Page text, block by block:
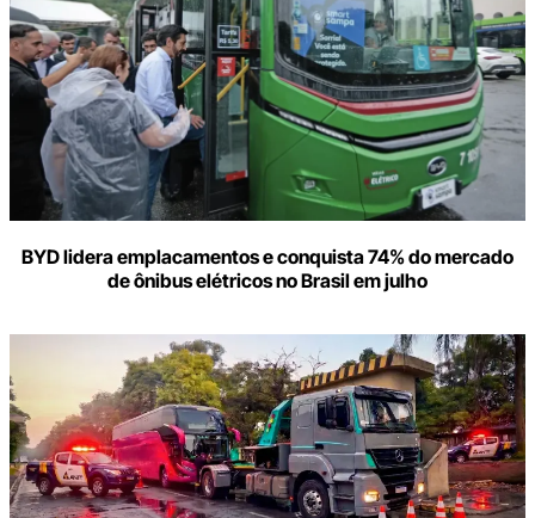
BYD lidera emplacamentos e conquista 74% do mercado
de ônibus elétricos no Brasil em julho